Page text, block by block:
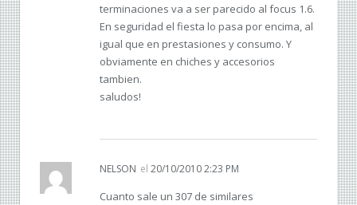
terminaciones va a ser parecido al focus 1.6.
En seguridad el fiesta lo pasa por encima, al
igual que en prestasiones y consumo. Y
obviamente en chiches y accesorios
tambien.
saludos!
NELSON el 20/10/2010 2:23 PM
Cuanto sale un 307 de similares